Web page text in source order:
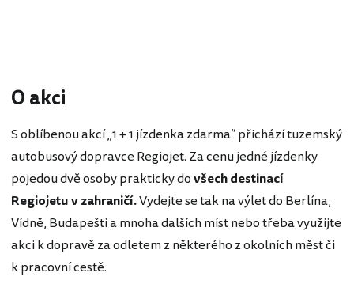
O akci
S oblíbenou akcí „1 + 1 jízdenka zdarma“ přichází tuzemský
autobusový dopravce Regiojet. Za cenu jedné jízdenky
pojedou dvě osoby prakticky dovšech destinací
Regiojetu v zahraničí.Vydejte se tak na výlet do Berlína,
Vídně, Budapešti a mnoha dalších míst nebo třeba využijte
akci k dopravě za odletem z některého z okolních měst či
k pracovní cestě.